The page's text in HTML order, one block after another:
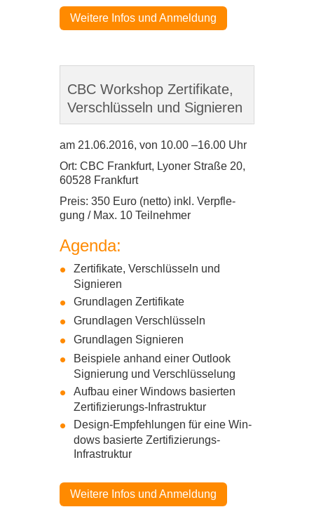
Wei­tere Infos und Anmel­dung
CBC Workshop Zertifikate,
Verschlüsseln und Signieren
am 21.06.2016, von 10.00 –16.00 Uhr
Ort: CBC Frank­furt, Lyo­ner Straße 20,
60528 Frank­furt
Preis: 350 Euro (netto) inkl. Ver­pfle­
gung /​ Max. 10 Teil­neh­mer
Agenda:
Zer­ti­fi­kate, Ver­schlüs­seln und
Signie­ren
Grund­la­gen Zer­ti­fi­kate
Grund­la­gen Ver­schlüs­seln
Grund­la­gen Signie­ren
Bei­spiele anhand einer Out­look
Signie­rung und Ver­schlüs­se­lung
Auf­bau einer Win­dows basier­ten
Zertifizierungs-​​Infrastruktur
Design-​​Empfehlungen für eine Win­
dows basierte Zertifizierungs-​​
Infrastruktur
Wei­tere Infos und Anmel­dung